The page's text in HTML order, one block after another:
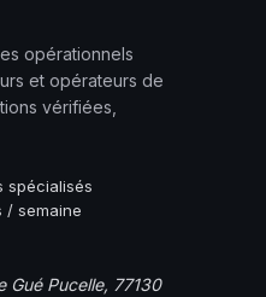
opérationnels
et opérateurs de
vérifiées,
spécialisés
/ semaine
Gué Pucelle, 77130